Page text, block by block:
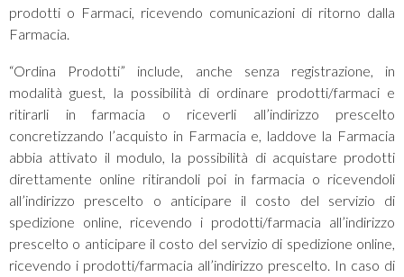
prodotti o Farmaci, ricevendo comunicazioni di ritorno dalla
Farmacia.
“Ordina Prodotti” include, anche senza registrazione, in
modalità guest, la possibilità di ordinare prodotti/farmaci e
ritirarli in farmacia o riceverli all’indirizzo prescelto
concretizzando l’acquisto in Farmacia e, laddove la Farmacia
abbia attivato il modulo, la possibilità di acquistare prodotti
direttamente online ritirandoli poi in farmacia o ricevendoli
all’indirizzo prescelto o anticipare il costo del servizio di
spedizione online, ricevendo i prodotti/farmacia all’indirizzo
prescelto o anticipare il costo del servizio di spedizione online,
ricevendo i prodotti/farmacia all’indirizzo prescelto. In caso di